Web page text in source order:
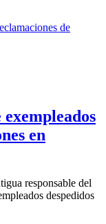
en
responsable del
despedidos